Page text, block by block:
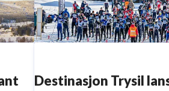
Destinasjon Trysil